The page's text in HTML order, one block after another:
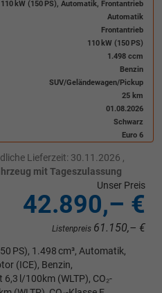
110 kW (150 PS), Automatik, Frontantrieb
Automatik
Frontantrieb
110 kW (150 PS)
1.498 ccm
Benzin
SUV/Geländewagen/Pickup
25 km
01.08.2026
Schwarz
Euro 6
Lieferzeit: 30.11.2026 ,
mit Tageszulassung
Unser Preis
42.890,– €
Listenpreis 61.150,– €
PS), 1.498 cm³, Automatik,
(ICE), Benzin,
l/100km (WLTP), CO₂-